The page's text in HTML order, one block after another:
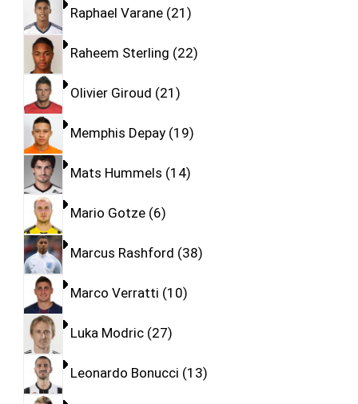
Raphael Varane 21
Raheem Sterling 22
Olivier Giroud 21
Memphis Depay 19
Mats Hummels 14
Mario Gotze 6
Marcus Rashford 38
Marco Verratti 10
Luka Modric 27
Leonardo Bonucci 13